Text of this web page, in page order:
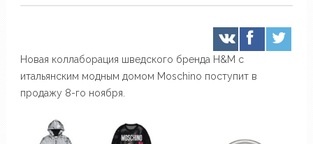
Новая коллаборация шведского бренда H&M с
итальянским модным домом Moschino поступит в
продажу 8-го ноября.